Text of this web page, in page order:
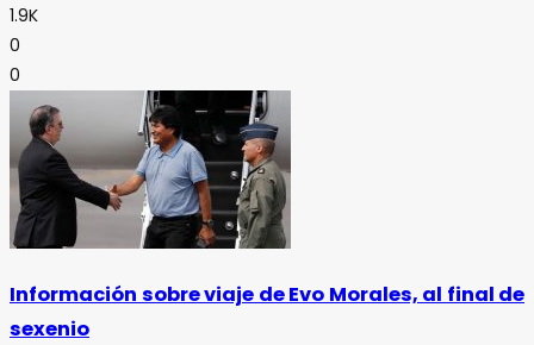
1.9K
0
0
Información sobre viaje de Evo Morales, al final de
sexenio